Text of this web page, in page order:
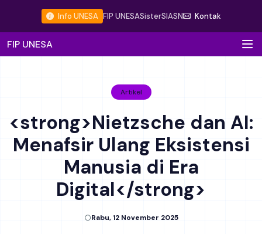
Info UNESA FIP UNESASisterSIASN Kontak
FIP UNESA
Artikel
<strong>Nietzsche dan AI:
Menafsir Ulang Eksistensi
Manusia di Era
Digital</strong>
Rabu, 12 November 2025